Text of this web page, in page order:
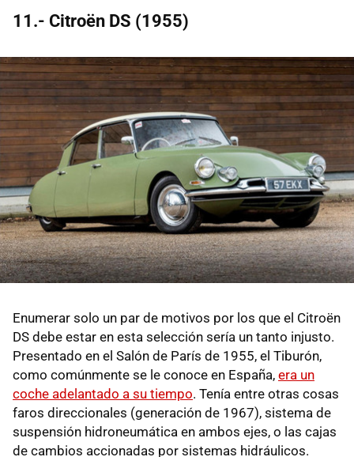
11.- Citroën DS (1955)
Enumerar solo un par de motivos por los que el Citroën
DS debe estar en esta selección sería un tanto injusto.
Presentado en el Salón de París de 1955, el Tiburón,
como comúnmente se le conoce en España, era un
coche adelantado a su tiempo. Tenía entre otras cosas
faros direccionales (generación de 1967), sistema de
suspensión hidroneumática en ambos ejes, o las cajas
de cambios accionadas por sistemas hidráulicos.